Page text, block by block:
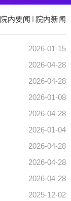
院内要闻 院内新闻
2026-01-15
2026-04-28
2026-04-28
2026-01-08
2026-04-28
2026-01-04
2026-04-28
2026-04-28
2026-04-28
2025-12-02